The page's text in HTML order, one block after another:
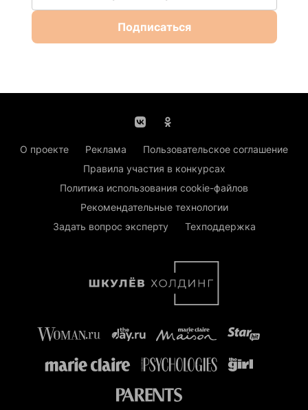
Подписаться
О проекте Реклама
Пользовательское соглашение
Правила участия в конкурсах
Политика использования cookie-файлов
Рекомендательные технологии
Задать вопрос эксперту
Техподдержка